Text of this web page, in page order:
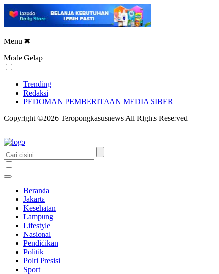
Menu ✖
Mode Gelap
Trending
Redaksi
PEDOMAN PEMBERITAAN MEDIA SIBER
Copyright ©2026 Teropongkasusnews All Rights Reserved
Beranda
Jakarta
Kesehatan
Lampung
Lifestyle
Nasional
Pendidikan
Politik
Polri Presisi
Sport